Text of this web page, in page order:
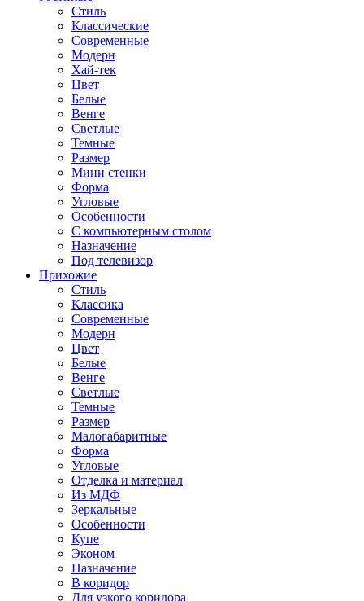
Стиль
Классические
Современные
Модерн
Хай-тек
Цвет
Белые
Венге
Светлые
Темные
Размер
Мини стенки
Форма
Угловые
Особенности
С компьютерным столом
Назначение
Под телевизор
Прихожие
Стиль
Классика
Современные
Модерн
Цвет
Белые
Венге
Светлые
Темные
Размер
Малогабаритные
Форма
Угловые
Отделка и материал
Из МДФ
Зеркальные
Особенности
Купе
Эконом
Назначение
В коридор
Для узкого коридора